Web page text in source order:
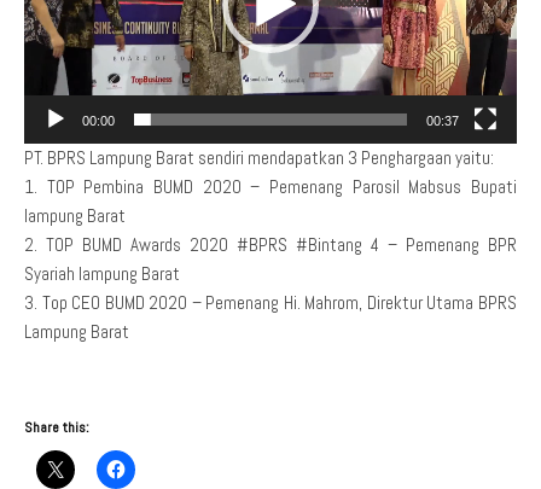
00:00 00:37
PT. BPRS Lampung Barat sendiri mendapatkan 3 Penghargaan yaitu:
1. TOP Pembina BUMD 2020 – Pemenang Parosil Mabsus Bupati
lampung Barat
2. TOP BUMD Awards 2020 #BPRS #Bintang 4 – Pemenang BPR
Syariah lampung Barat
3. Top CEO BUMD 2020 – Pemenang Hi. Mahrom, Direktur Utama BPRS
Lampung Barat
Share this: